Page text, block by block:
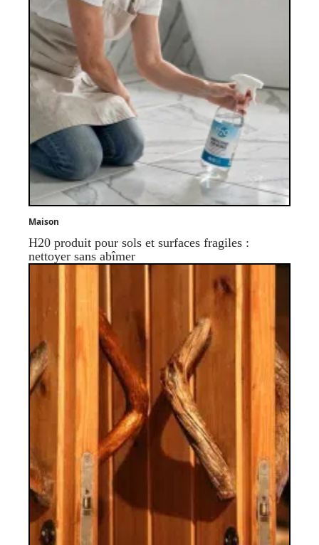
Maison
H20 produit pour sols et surfaces fragiles :
nettoyer sans abîmer